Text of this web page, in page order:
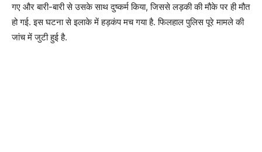
गए और बारी-बारी से उसके साथ दुष्कर्म किया, जिससे लड़की की मौके पर ही मौत
हो गई. इस घटना से इलाके में हड़कंप मच गया है. फिलहाल पुलिस पूरे मामले की
जांच में जुटी हुई है.